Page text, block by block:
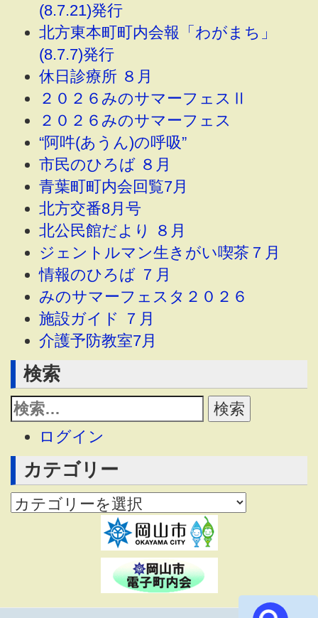
(8.7.21)発行
北方東本町町内会報「わがまち」
(8.7.7)発行
休日診療所 ８月
２０２６みのサマーフェスⅡ
２０２６みのサマーフェス
“阿吽(あうん)の呼吸”
市民のひろば ８月
青葉町町内会回覧7月
北方交番8月号
北公民館だより ８月
ジェントルマン生きがい喫茶７月
情報のひろば ７月
みのサマーフェスタ２０２６
施設ガイド ７月
介護予防教室7月
検索
ログイン
カテゴリー